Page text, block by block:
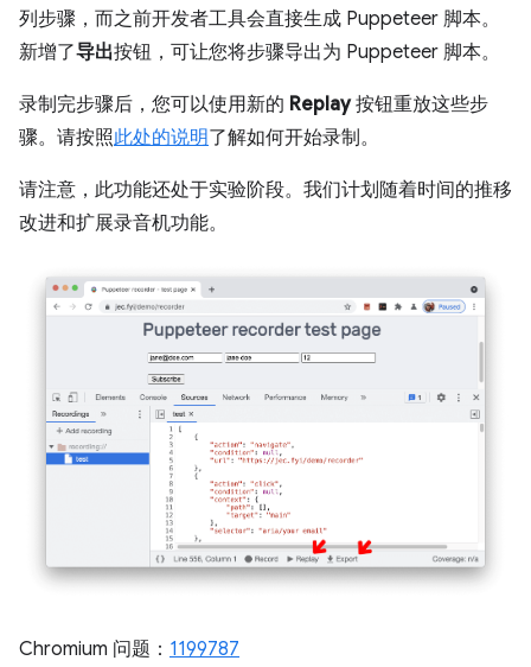
列步骤，而之前开发者工具会直接生成 Puppeteer 脚本。
新增了导出按钮，可让您将步骤导出为 Puppeteer 脚本。
录制完步骤后，您可以使用新的 Replay按钮重放这些步
骤。请按照此处的说明了解如何开始录制。
请注意，此功能还处于实验阶段。我们计划随着时间的推移
改进和扩展录音机功能。
Chromium 问题： 1199787